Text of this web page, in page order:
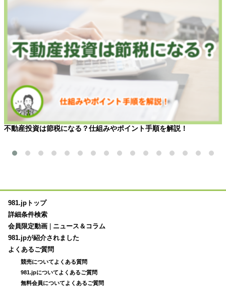
不動産投資は節税になる？仕組みやポイント手順を解説！
981.jpトップ
詳細条件検索
会員限定動画
ニュース＆コラム
981.jpが紹介されました
よくあるご質問
競売についてよくある質問
981.jpについてよくあるご質問
無料会員についてよくあるご質問